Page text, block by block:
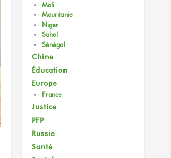
Mali
Mauritanie
Niger
Sahel
Sénégal
Chine
Éducation
Europe
France
Justice
PFP
Russie
Santé